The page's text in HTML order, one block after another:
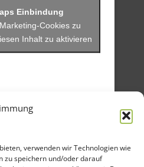
verwenden wir Technologien wie
zu speichern und/oder darauf
Cookies zu
Inhalt zu aktivieren